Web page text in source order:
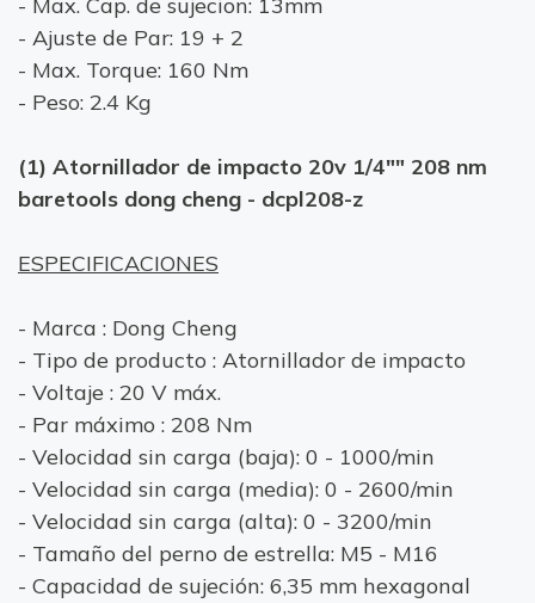
- Max. Cap. de sujecion: 13mm
- Ajuste de Par: 19 + 2
- Max. Torque: 160 Nm
- Peso: 2.4 Kg
(1) Atornillador de impacto 20v 1/4"" 208 nm
baretools dong cheng - dcpl208-z
ESPECIFICACIONES
- Marca : Dong Cheng
- Tipo de producto : Atornillador de impacto
- Voltaje : 20 V máx.
- Par máximo : 208 Nm
- Velocidad sin carga (baja): 0 - 1000/min
- Velocidad sin carga (media): 0 - 2600/min
- Velocidad sin carga (alta): 0 - 3200/min
- Tamaño del perno de estrella: M5 - M16
- Capacidad de sujeción: 6,35 mm hexagonal